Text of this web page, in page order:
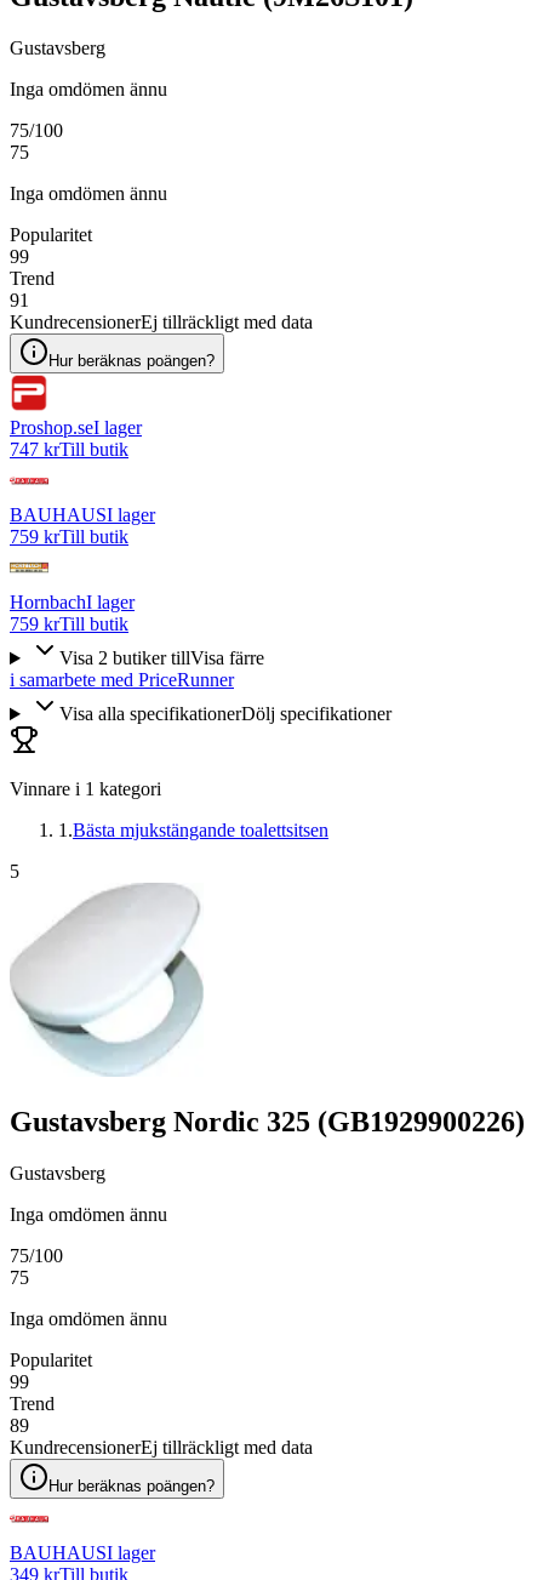
Gustavsberg
Inga omdömen ännu
75/100
75
Inga omdömen ännu
Popularitet
99
Trend
91
KundrecensionerEj tillräckligt med data
Hur beräknas poängen?
Proshop.seI lager
747 krTill butik
BAUHAUSI lager
759 krTill butik
HornbachI lager
759 krTill butik
Visa 2 butiker tillVisa färre
i samarbete med PriceRunner
Visa alla specifikationerDölj specifikationer
Vinnare i 1 kategori
1 .Bästa mjukstängande toalettsitsen
5
Gustavsberg Nordic 325 (GB1929900226)
Gustavsberg
Inga omdömen ännu
75/100
75
Inga omdömen ännu
Popularitet
99
Trend
89
KundrecensionerEj tillräckligt med data
Hur beräknas poängen?
BAUHAUSI lager
349 krTill butik